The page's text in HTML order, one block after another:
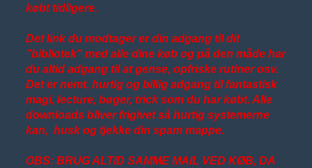
købt tidligere.
Det link du modtager er din adgang til dit
”bibliotek” med alle dine køb og på den måde har
du altid adgang til at gense, opfriske rutiner osv.
Det er nemt, hurtig og billig adgang til fantastisk
magi, lecture, bøger, trick som du har købt. Alle
downloads bliver frigivet så hurtig systemerne
kan, husk og tjekke din spam mappe.
OBS: BRUG ALTID SAMME MAIL VED KØB, DA